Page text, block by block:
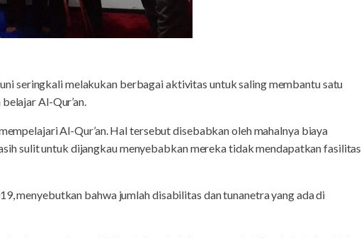
seringkali melakukan berbagai aktivitas untuk saling membantu satu
Al-Qur’an.
Al-Qur’an. Hal tersebut disebabkan oleh mahalnya biaya
sulit untuk dijangkau menyebabkan mereka tidak mendapatkan fasilitas
menyebutkan bahwa jumlah disabilitas dan tunanetra yang ada di